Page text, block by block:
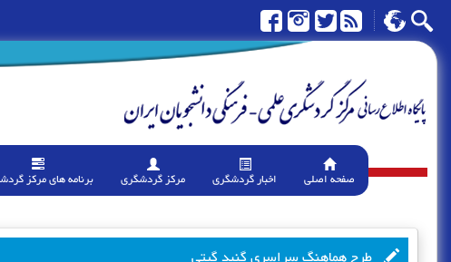
صفحه اصلی اخبار گردشگری مرکز گردشگری برنامه های مرکز